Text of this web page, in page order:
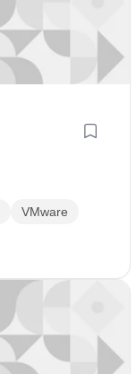
VMware